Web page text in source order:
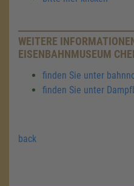
WEITERE
EISENBAHNMUSEUM
finden Sie unter
finden Sie unter
back